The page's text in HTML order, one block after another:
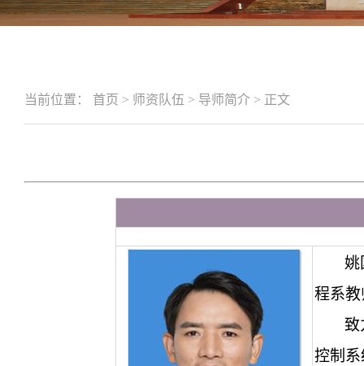
当前位置： 首页 > 师资队伍 > 导师简介 > 正文
姚
程系
致
控制